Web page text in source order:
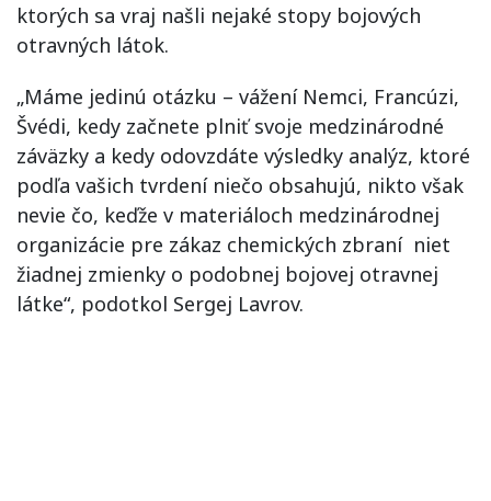
ktorých sa vraj našli nejaké stopy bojových
otravných látok.
„Máme jedinú otázku – vážení Nemci, Francúzi,
Švédi, kedy začnete plniť svoje medzinárodné
záväzky a kedy odovzdáte výsledky analýz, ktoré
podľa vašich tvrdení niečo obsahujú, nikto však
nevie čo, keďže v materiáloch medzinárodnej
organizácie pre zákaz chemických zbraní niet
žiadnej zmienky o podobnej bojovej otravnej
látke“, podotkol Sergej Lavrov.